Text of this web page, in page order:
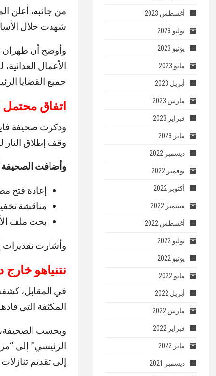
من جانبه، أعلن
شهدت خلال
وأوضح أن
الأعمال
جميع القضايا
اتفاق محتمل
وذكرت صحيفة
وقف إطلاق النار لمدة 60 يوماً، تمهيداً لفتح نقاشات أوسع بشأن البرنامج
وأضافت الصحيفة
إعادة فتح
مناقشة
بحث ملف
وأشارت تقديرات إلى
نتنياهو خارج
في المقابل،
المكثفة التي
وبحسب الصحيفة،
الرئيسي” إلى
إلى تقديم
أغسطس 2023
يوليو 2023
يونيو 2023
مايو 2023
أبريل 2023
مارس 2023
فبراير 2023
يناير 2023
ديسمبر 2022
نوفمبر 2022
أكتوبر 2022
سبتمبر 2022
أغسطس 2022
يوليو 2022
يونيو 2022
مايو 2022
أبريل 2022
مارس 2022
فبراير 2022
يناير 2022
ديسمبر 2021